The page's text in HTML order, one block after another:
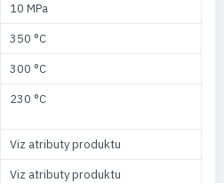
10 MPa
350 °C
300 °C
230 °C
Viz atributy produktu
Viz atributy produktu